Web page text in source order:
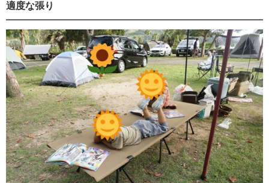
適度な張り